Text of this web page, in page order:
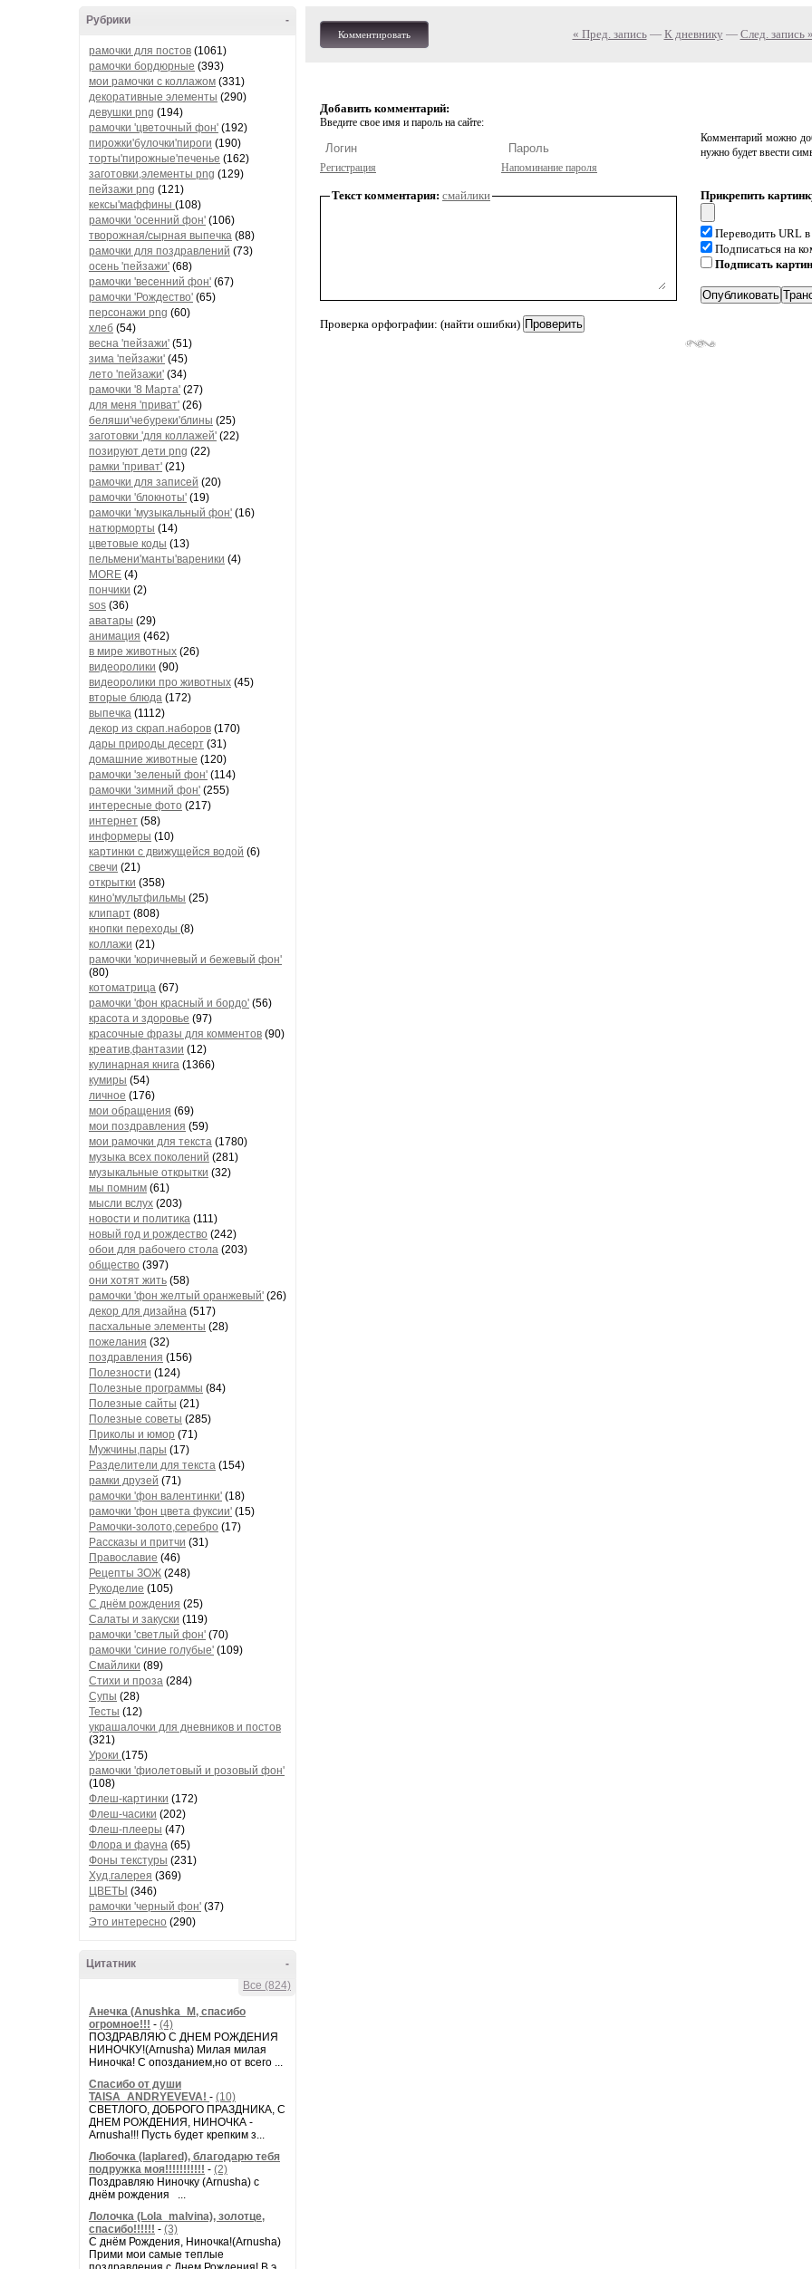
-
Рубрики
рамочки для постов (1061)
рамочки бордюрные (393)
мои рамочки с коллажом (331)
декоративные элементы (290)
девушки png (194)
рамочки 'цветочный фон' (192)
пирожки'булочки'пироги (190)
торты'пирожные'печенье (162)
заготовки,элементы png (129)
пейзажи png (121)
кексы'маффины (108)
рамочки 'осенний фон' (106)
творожная/сырная выпечка (88)
рамочки для поздравлений (73)
осень 'пейзажи' (68)
рамочки 'весенний фон' (67)
рамочки 'Рождество' (65)
персонажи png (60)
хлеб (54)
весна 'пейзажи' (51)
зима 'пейзажи' (45)
лето 'пейзажи' (34)
рамочки '8 Марта' (27)
для меня 'приват' (26)
беляши'чебуреки'блины (25)
заготовки 'для коллажей' (22)
позируют дети png (22)
рамки 'приват' (21)
рамочки для записей (20)
рамочки 'блокноты' (19)
рамочки 'музыкальный фон' (16)
натюрморты (14)
цветовые коды (13)
пельмени'манты'вареники (4)
MORE (4)
пончики (2)
sos (36)
аватары (29)
анимация (462)
в мире животных (26)
видеоролики (90)
видеоролики про животных (45)
вторые блюда (172)
выпечка (1112)
декор из скрап.наборов (170)
дары природы десерт (31)
домашние животные (120)
рамочки 'зеленый фон' (114)
рамочки 'зимний фон' (255)
интересные фото (217)
интернет (58)
информеры (10)
картинки с движущейся водой (6)
свечи (21)
открытки (358)
кино'мультфильмы (25)
клипарт (808)
кнопки переходы (8)
коллажи (21)
рамочки 'коричневый и бежевый фон'
(80)
котоматрица (67)
рамочки 'фон красный и бордо' (56)
красота и здоровье (97)
красочные фразы для комментов (90)
креатив,фантазии (12)
кулинарная книга (1366)
кумиры (54)
личное (176)
мои обращения (69)
мои поздравления (59)
мои рамочки для текста (1780)
музыка всех поколений (281)
музыкальные открытки (32)
мы помним (61)
мысли вслух (203)
новости и политика (111)
новый год и рождество (242)
обои для рабочего стола (203)
общество (397)
они хотят жить (58)
рамочки 'фон желтый оранжевый' (26)
декор для дизайна (517)
пасхальные элементы (28)
пожелания (32)
поздравления (156)
Полезности (124)
Полезные программы (84)
Полезные сайты (21)
Полезные советы (285)
Приколы и юмор (71)
Мужчины,пары (17)
Разделители для текста (154)
рамки друзей (71)
рамочки 'фон валентинки' (18)
рамочки 'фон цвета фуксии' (15)
Рамочки-золото,серебро (17)
Рассказы и притчи (31)
Православие (46)
Рецепты ЗОЖ (248)
Рукоделие (105)
С днём рождения (25)
Салаты и закуски (119)
рамочки 'светлый фон' (70)
рамочки 'синие голубые' (109)
Смайлики (89)
Стихи и проза (284)
Супы (28)
Тесты (12)
украшалочки для дневников и постов
(321)
Уроки (175)
рамочки 'фиолетовый и розовый фон'
(108)
Флеш-картинки (172)
Флеш-часики (202)
Флеш-плееры (47)
Флора и фауна (65)
Фоны текстуры (231)
Худ.галерея (369)
ЦВЕТЫ (346)
рамочки 'черный фон' (37)
Это интересно (290)
-
Цитатник
Все (824)
Анечка (Anushka_M, спасибо
огромное!!! - (4)
ПОЗДРАВЛЯЮ С ДНЕМ РОЖДЕНИЯ
НИНОЧКУ!(Arnusha) Милая милая
Ниночка! С опозданием,но от всего ...
Спасибо от души
TAISA_ANDRYEVEVA! - (10)
СВЕТЛОГО, ДОБРОГО ПРАЗДНИКА, С
ДНЕМ РОЖДЕНИЯ, НИНОЧКА -
Arnusha!!! Пусть будет крепким з...
Любочка (laplared), благодарю тебя
подружка моя!!!!!!!!!!! - (2)
Поздравляю Ниночку (Arnusha) с
днём рождения ...
Лолочка (Lola_malvina), золотце,
спасибо!!!!!! - (3)
С днём Рождения, Ниночка!(Аrnusha)
Прими мои самые теплые
Комментировать « Пред. запись— К дневнику — След. запись »
Добавить комментарий:
Введите свое имя и пароль на сайте:
Регистрация Напоминание пароля
Комментарий можно
нужно будет ввести
Текст комментария: смайлики
Проверка орфографии: (найти ошибки)
Прикрепить
Переводить URL
Подписаться на
Подписать